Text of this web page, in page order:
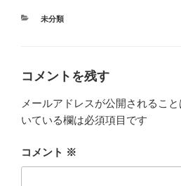
カ
未分類
コメントを残す
メールアドレスが公開されること
いている欄は必須項目です
コメント ※